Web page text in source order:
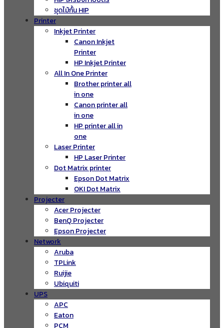
ชุดไม้กั้น HIP
Printer
Inkjet Printer
Canon Inkjet
Printer
HP Inkjet Printer
All In One Printer
Brother printer all
in one
Canon printer all
in one
HP printer all in
one
Laser Printer
HP Laser Printer
Dot Matrix printer
Epson Dot Matrix
OKI Dot Matrix
Projecter
Acer Projecter
BenQ Projecter
Epson Projecter
Network
Aruba
TPLink
Ruijie
Ubiquiti
UPS
APC
Eaton
PCM